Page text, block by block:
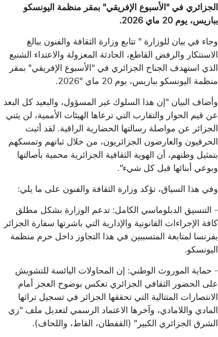
الجزائري في "الأسبوع الإفريقي" بمقر منظمة اليونسكو
بباريس، يوم 20 ماي 2026.
وجاء في بيان للوزارة " تتابع وزارة الثقافة والفنون ببالغ
الاستنكار والرفض القاطع، الحادثة المعزولة والاعتداء الشنيع
الذي استهدف الجناح الجزائري في "الأسبوع الإفريقي" بمقر
منظمة اليونسكو بباريس، يوم 20 ماي "2026.
وأضاف البيان "إن هذا السلوك غير المسؤول، والبعيد كل البعد
عن قيم الحوار والتقارب التي ترعاها الهيئات الأممية، لن يثني
الجزائر عن مواصلة رسالتها الحضارية الراقية. لقد أثبت
الحرفيون والعارضون الجزائريون، من خلال ثباتهم وتمسكهم
بتمثيل وطنهم، أن الهوية الثقافية الجزائرية محمية بأصالتها
وبوعي أبنائها قبل كل شيء".
وفي هذا السياق، تؤكد وزارة الثقافة والفنون على ما يلي:
- التنسيق الدبلوماسي الكامل: تدعم الوزارة بشكل مطلق
كافة الإجراءات القانونية والإدارية التي باشرتها سفارة الجزائر
بفرنسا لمتابعة المتسببين في هذا التجاوز داخل حرم منظمة
اليونسكو.
- حماية الموروث الوطني: إن المحاولات اليائسة للتشويش
على الحضور الثقافي الجزائري تعكس بوضوح العجز أمام
الانتصارات المتتالية التي تحققها الجزائر في تسجيل تراثها
المادي واللامادي، وآخرها الاعتماد الرسمي لتعديل ملف "زي
الشرق الجزائري الكبير" (القفطان، القاط، واللحاف).